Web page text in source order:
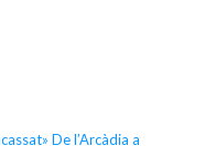
De l’Arcàdia a